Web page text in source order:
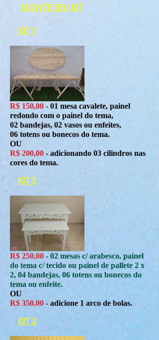
MONTE SEU KIT
KIT 1
R$ 150,00 - 01 mesa cavalete, painel
redondo com o painel do tema,
02 bandejas, 02 vasos ou enfeites,
06 totens ou bonecos do tema.
OU
R$ 200,00 - adicionando 03 cilindros nas
cores do tema.
KIT 5
R$ 250,00 - 02 mesas c/ arabesco, painel
do tema c/ tecido ou painel de pallete 2 x
2, 04 bandejas, 06 totens ou bonecos do
tema ou enfeite.
OU
R$ 350,00 - adicione 1 arco de bolas.
KIT 2